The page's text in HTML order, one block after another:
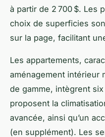
à partir de 2 700 $. Les
choix de superficies
sur la page, facilitant
Les appartements,
aménagement intérieur
de gamme, intègrent
proposent la
avancée, ainsi qu’un
(en supplément). Les